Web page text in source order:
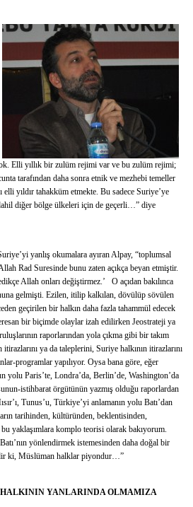
Elli yıllık bir zulüm rejimi var ve bu zulüm rejimi;
tarafından daha sonra etnik ve mezhebi temeller
yıldır tahakküm etmekte. Bu sadece Suriye’ye
diğer bölge ülkeleri için de geçerli…” diye
yanlış okumalara ayıran Alpay, “toplumsal
Rad Suresinde bunu zaten açıkça beyan etmiştir.
Allah onları değiştirmez.’ O açıdan bakılınca
gelmişti. Ezilen, itilip kalkılan, dövülüp sövülen
geçirilen bir halkın daha fazla tahammül edecek
bir biçimde olaylar izah edilirken Jeostrateji ya
raporlarından yola çıkma gibi bir takım
itirazlarını ya da taleplerini, Suriye halkının itirazlarını
programlar yapılıyor. Oysa bana göre, eğer
yolu Paris’te, Londra’da, Berlin’de, Washington’da
istihbarat örgütünün yazmış olduğu raporlardan
Tunus’u, Türkiye’yi anlamanın yolu Batı’dan
tarihinden, kültüründen, beklentisinden,
yaklaşımlara komplo teorisi olarak bakıyorum.
yönlendirmek istemesinden daha doğal bir
ki, Müslüman halklar piyondur…”
YANLARINDA OLMAMIZA